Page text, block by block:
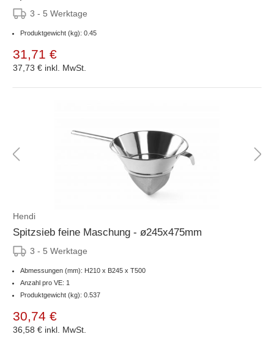
3 - 5 Werktage
Produktgewicht (kg): 0.45
31,71 €
37,73 € inkl. MwSt.
Hendi
Spitzsieb feine Maschung - ø245x475mm
3 - 5 Werktage
Abmessungen (mm): H210 x B245 x T500
Anzahl pro VE: 1
Produktgewicht (kg): 0.537
30,74 €
36,58 € inkl. MwSt.